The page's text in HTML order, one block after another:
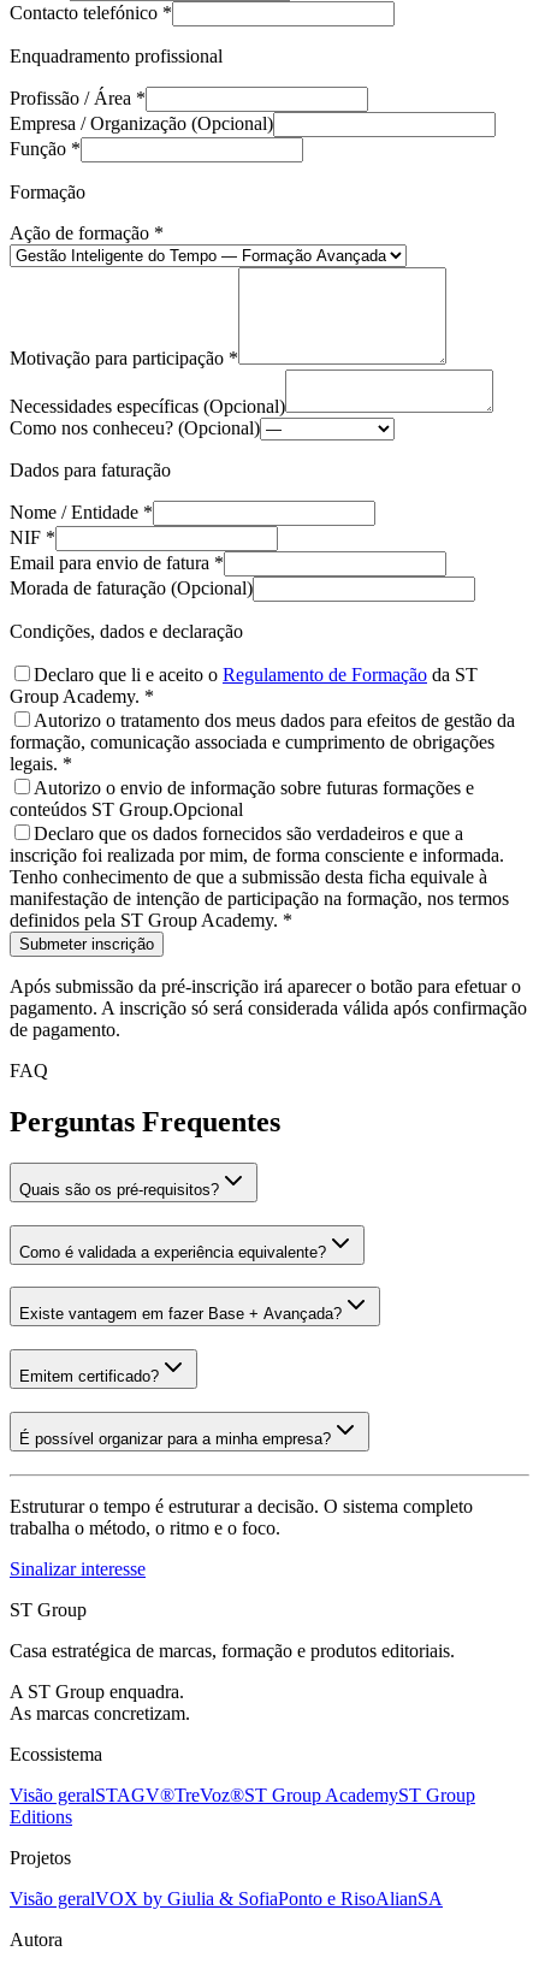
Contacto telefónico *
Enquadramento profissional
Profissão / Área *
Empresa / Organização (Opcional)
Função *
Formação
Ação de formação *
Motivação para participação *
Necessidades específicas (Opcional)
Como nos conheceu? (Opcional)
Dados para faturação
Nome / Entidade *
NIF *
Email para envio de fatura *
Morada de faturação (Opcional)
Condições, dados e declaração
Declaro que li e aceito o Regulamento de Formação da ST
Group Academy. *
Autorizo o tratamento dos meus dados para efeitos de gestão da
formação, comunicação associada e cumprimento de obrigações
legais. *
Autorizo o envio de informação sobre futuras formações e
conteúdos ST Group.Opcional
Declaro que os dados fornecidos são verdadeiros e que a
inscrição foi realizada por mim, de forma consciente e informada.
Tenho conhecimento de que a submissão desta ficha equivale à
manifestação de intenção de participação na formação, nos termos
definidos pela ST Group Academy. *
Submeter inscrição
Após submissão da pré-inscrição irá aparecer o botão para efetuar o
pagamento. A inscrição só será considerada válida após confirmação
de pagamento.
FAQ
Perguntas Frequentes
Quais são os pré-requisitos?
Como é validada a experiência equivalente?
Existe vantagem em fazer Base + Avançada?
Emitem certificado?
É possível organizar para a minha empresa?
Estruturar o tempo é estruturar a decisão. O sistema completo
trabalha o método, o ritmo e o foco.
Sinalizar interesse
ST Group
Casa estratégica de marcas, formação e produtos editoriais.
A ST Group enquadra.
As marcas concretizam.
Ecossistema
Visão geralSTAGV®TreVoz®ST Group AcademyST Group
Editions
Projetos
Visão geralVOX by Giulia & SofiaPonto e RisoAlianSA
Autora